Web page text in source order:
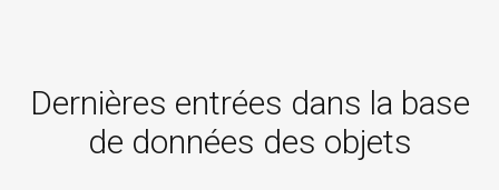
Dernières entrées dans la base
de données des objets